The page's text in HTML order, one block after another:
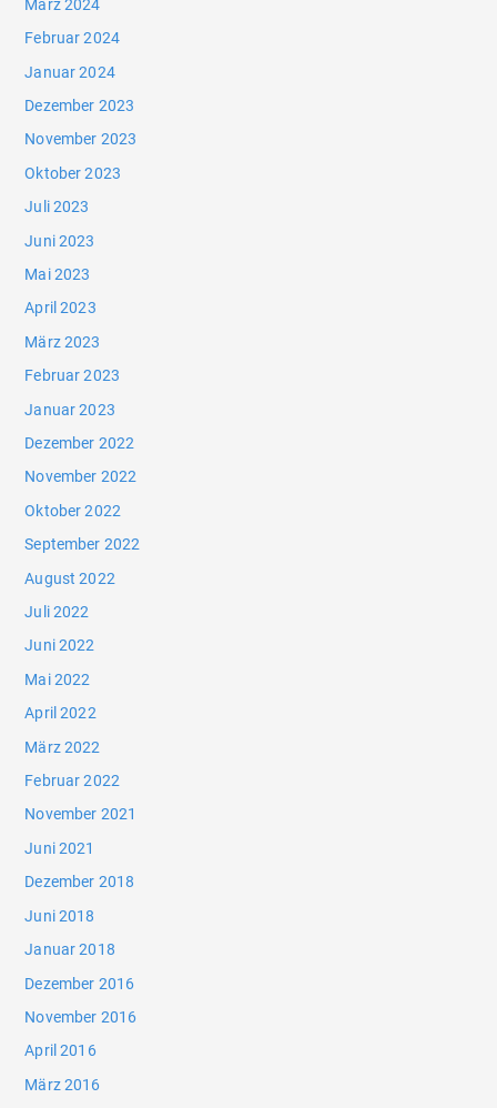
März 2024
Februar 2024
Januar 2024
Dezember 2023
November 2023
Oktober 2023
Juli 2023
Juni 2023
Mai 2023
April 2023
März 2023
Februar 2023
Januar 2023
Dezember 2022
November 2022
Oktober 2022
September 2022
August 2022
Juli 2022
Juni 2022
Mai 2022
April 2022
März 2022
Februar 2022
November 2021
Juni 2021
Dezember 2018
Juni 2018
Januar 2018
Dezember 2016
November 2016
April 2016
März 2016